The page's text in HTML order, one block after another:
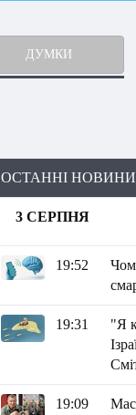
ДУМКИ
ОСТАННІ НОВИНИ
3 СЕРПНЯ
19:52
19:31
"Я
19:09